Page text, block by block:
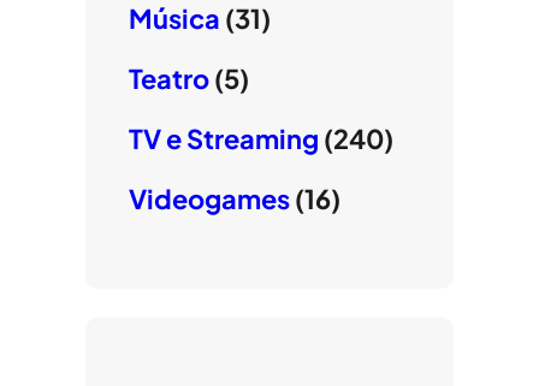
Música (31)
Teatro(5)
TV e Streaming (240)
Videogames(16)